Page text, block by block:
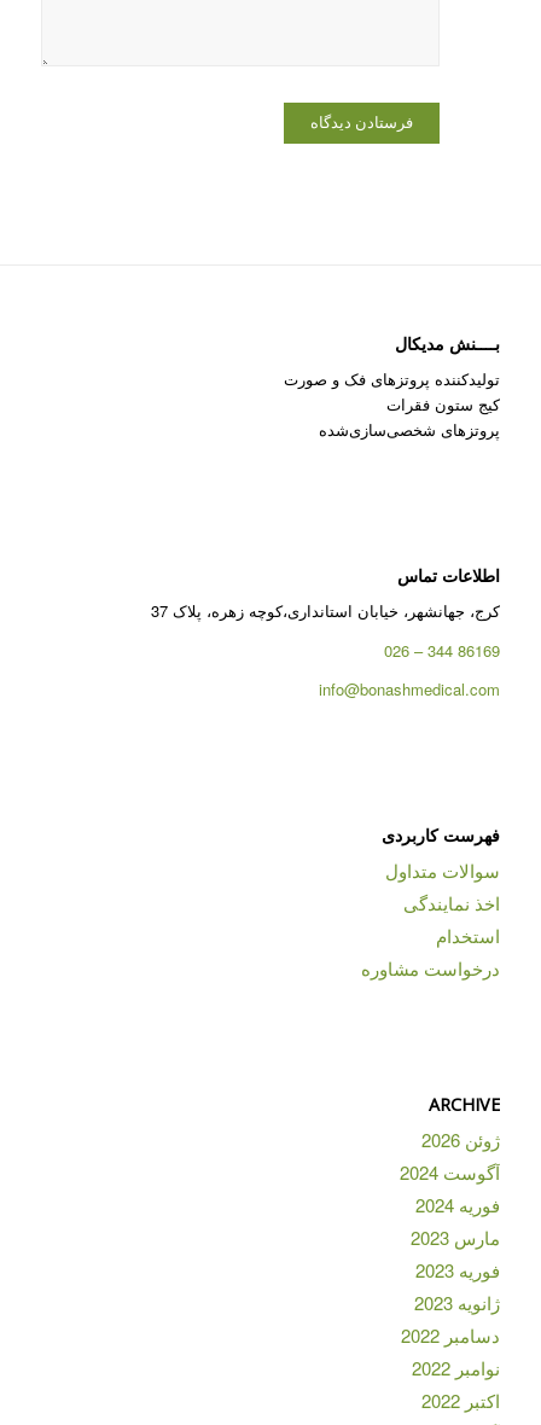
بــــنش مدیکال
تولیدکننده پروتزهای فک و صورت
کیج ستون فقرات
پروتزهای شخصی‌سازی‌شده
اطلاعات تماس
کرج، جهانشهر، خیابان استانداری،کوچه زهره، پلاک 37
86169 344 – 026
info@bonashmedical.com
فهرست کاربردی
سوالات متداول
اخذ نمایندگی
استخدام
درخواست مشاوره
ARCHIVE
ژوئن 2026
آگوست 2024
فوریه 2024
مارس 2023
فوریه 2023
ژانویه 2023
دسامبر 2022
نوامبر 2022
اکتبر 2022